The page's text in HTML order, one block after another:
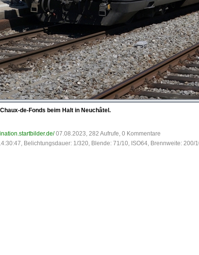
de-Fonds beim Halt in Neuchâtel.
07.08.2023, 282 Aufrufe, 0 Kommentare
Belichtungsdauer: 1/320, Blende: 71/10, ISO64, Brennweite: 200/